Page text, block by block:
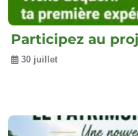
Participez au
30 juillet